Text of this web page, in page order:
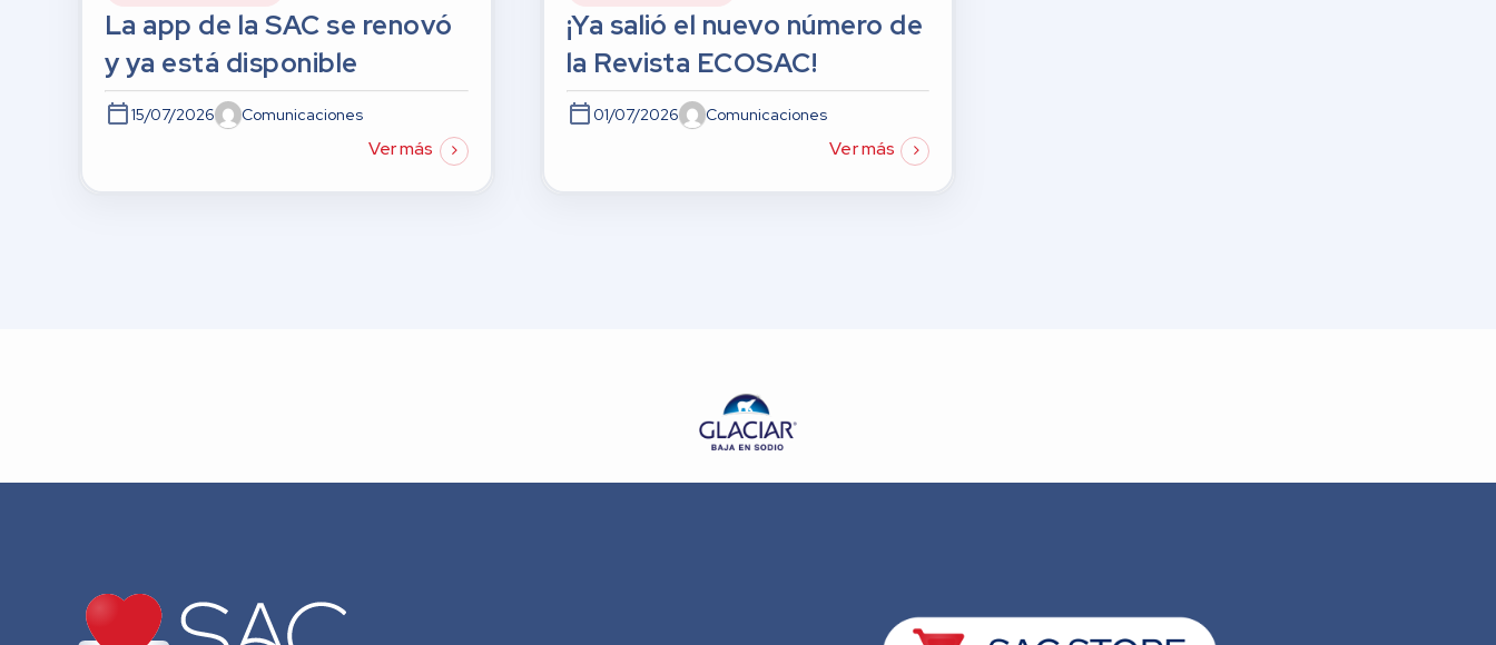
La app de la SAC se renovó
y ya está disponible
15/07/2026 Comunicaciones
Ver más
¡Ya salió el nuevo número de
la Revista ECOSAC!
01/07/2026 Comunicaciones
Ver más